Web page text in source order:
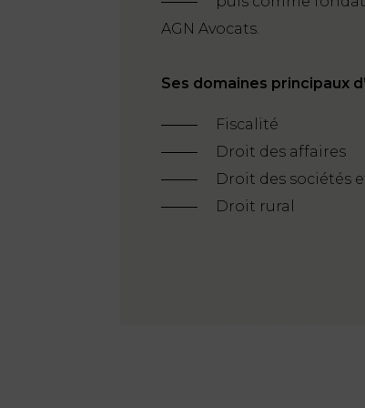
AGN Avocats.
Ses domaines principaux
Fiscalité
Droit des affaires
Droit des sociétés
Droit rural